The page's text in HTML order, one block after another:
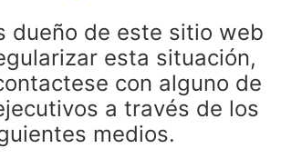
dueño de este sitio web
esta situación,
con alguno de
a través de los
medios.